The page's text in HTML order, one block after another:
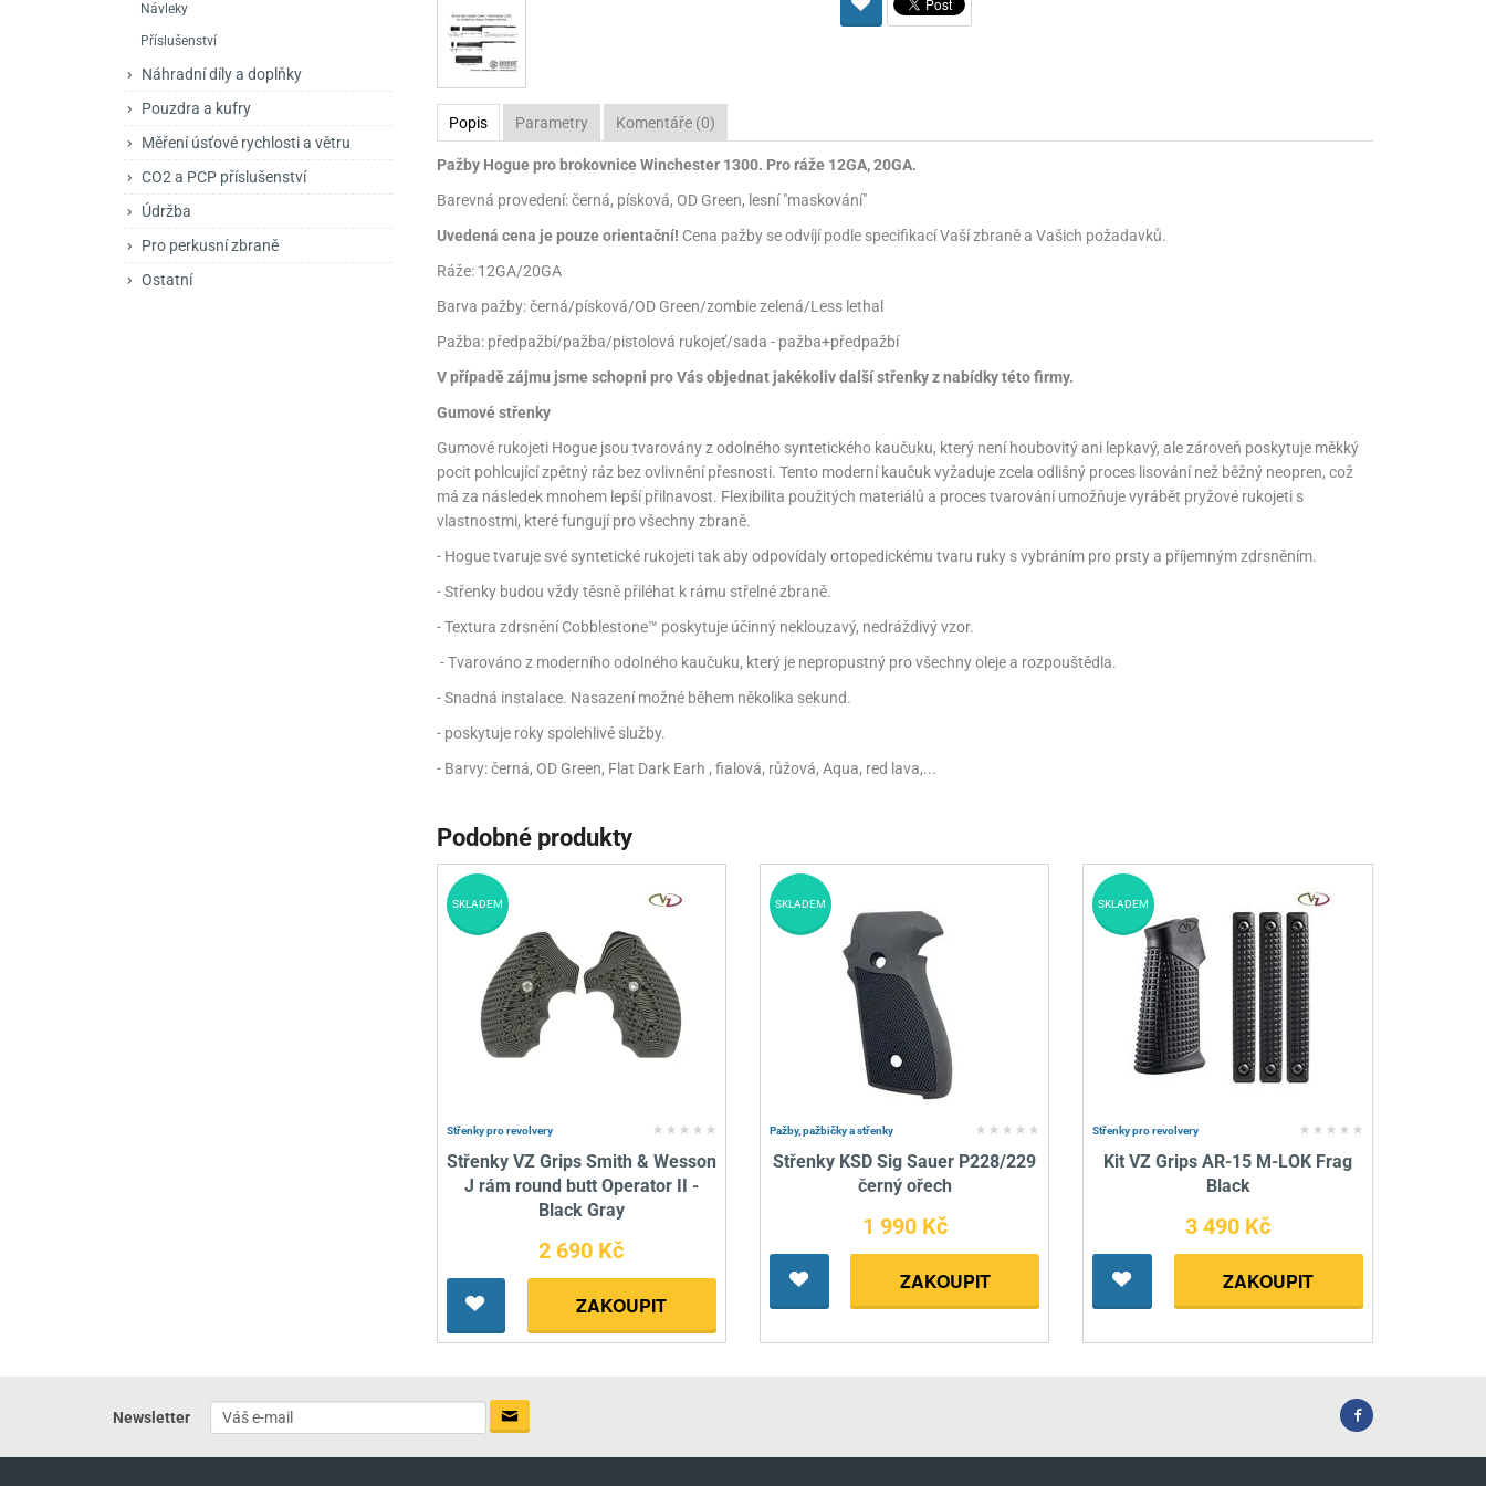
Příslušenství pro zbraně na ZP
Brokovnice opakovací
Pistole samonabíjecí
Zavírací nože
Kuchyňské nože
Příslušenství pro nože
Luky
Kuše
Obranné spreje
Pro lištu 15 - 17 mm
Pistolové a revolverové náboje
Brokové náboje
Ochranné prostředky
Návleky
Příslušenství
Náhradní díly a doplňky
Pouzdra a kufry
Měření úsťové rychlosti a větru
CO2 a PCP příslušenství
Údržba
Pro perkusní zbraně
Ostatní
Popis Parametry Komentáře (0)
Pažby Hogue pro brokovnice Winchester 1300. Pro ráže 12GA, 20GA.
Barevná provedení: černá, písková, OD Green, lesní "maskování"
Uvedená cena je pouze orientační! Cena pažby se odvíjí podle specifikací Vaší zbraně a Vašich požadavků.
Ráže: 12GA/20GA
Barva pažby: černá/písková/OD Green/zombie zelená/Less lethal
Pažba: předpažbí/pažba/pistolová rukojeť/sada - pažba+předpažbí
V případě zájmu jsme schopni pro Vás objednat jakékoliv další střenky z nabídky této firmy.
Gumové střenky
Gumové rukojeti Hogue jsou tvarovány z odolného syntetického kaučuku, který není houbovitý ani lepkavý, ale zároveň poskytuje měkký
pocit pohlcující zpětný ráz bez ovlivnění přesnosti. Tento moderní kaučuk vyžaduje zcela odlišný proces lisování než běžný neopren, což
má za následek mnohem lepší přilnavost. Flexibilita použitých materiálů a proces tvarování umožňuje vyrábět pryžové rukojeti s
vlastnostmi, které fungují pro všechny zbraně.
- Hogue tvaruje své syntetické rukojeti tak aby odpovídaly ortopedickému tvaru ruky s vybráním pro prsty a příjemným zdrsněním.
- Střenky budou vždy těsně přiléhat k rámu střelné zbraně.
- Textura zdrsnění Cobblestone™ poskytuje účinný neklouzavý, nedráždivý vzor.
- Tvarováno z moderního odolného kaučuku, který je nepropustný pro všechny oleje a rozpouštědla.
- Snadná instalace. Nasazení možné během několika sekund.
- poskytuje roky spolehlivé služby.
- Barvy: černá, OD Green, Flat Dark Earh , fialová, růžová, Aqua, red lava,...
Podobné produkty
Střenky pro revolvery
Střenky VZ Grips Smith & Wesson
J rám round butt Operator II -
Black Gray
2 690 Kč
ZAKOUPIT
SKLADEM
Pažby, pažbičky a střenky
Střenky KSD Sig Sauer P228/229
černý ořech
1 990 Kč
ZAKOUPIT
SKLADEM
Střenky pro revolvery
Kit VZ Grips AR-15 M-LOK Frag
Black
3 490 Kč
ZAKOUPIT
SKLADEM
Newsletter